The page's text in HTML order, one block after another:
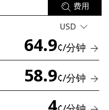
费用
USD
64.9¢/分钟
58.9¢/分钟
4